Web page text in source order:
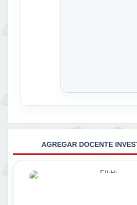
AGREGAR DOCENTE